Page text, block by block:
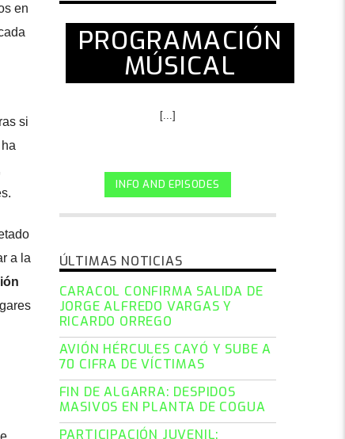
en
si
a la
PROGRAMACIÓN
MÚSICAL
[...]
INFO AND EPISODES
ÚLTIMAS NOTICIAS
CARACOL CONFIRMA SALIDA DE
JORGE ALFREDO VARGAS Y
RICARDO ORREGO
AVIÓN HÉRCULES CAYÓ Y SUBE A
70 CIFRA DE VÍCTIMAS
FIN DE ALGARRA: DESPIDOS
MASIVOS EN PLANTA DE COGUA
PARTICIPACIÓN JUVENIL: